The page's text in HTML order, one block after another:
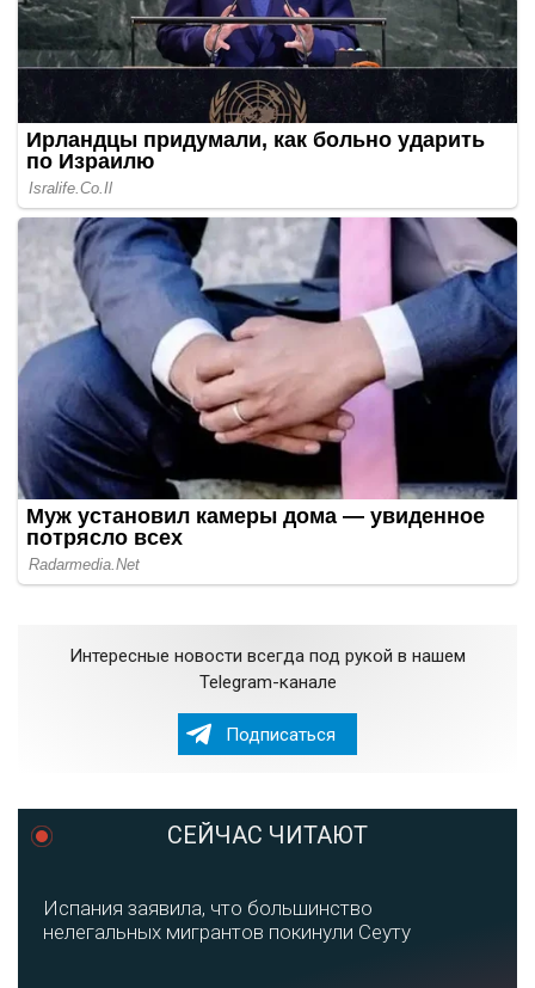
Интересные новости всегда под рукой в нашем
Telegram-канале
Подписаться
СЕЙЧАС ЧИТАЮТ
Испания заявила, что большинство
нелегальных мигрантов покинули Сеуту